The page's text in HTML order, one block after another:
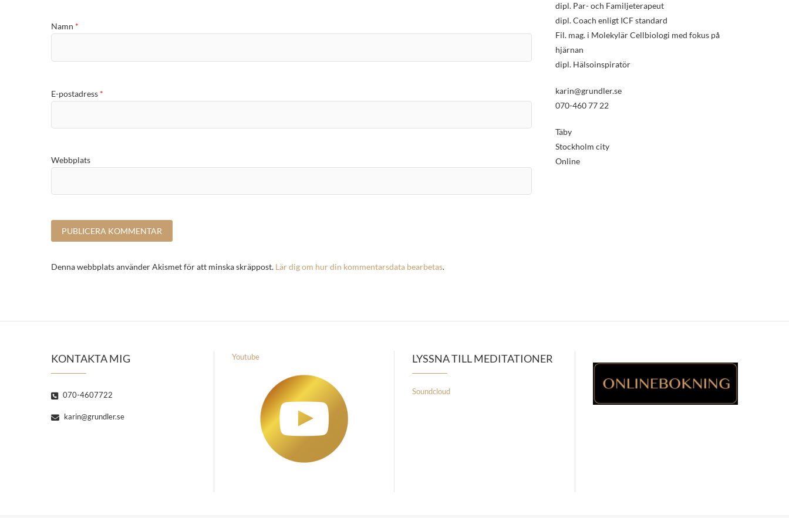
Namn *
E-postadress *
Webbplats
Denna webbplats använder Akismet för att minska skräppost. Lär dig om hur din kommentarsdata bearbetas.
dipl. Par- och Familjeterapeut
dipl. Coach enligt ICF standard
Fil. mag. i Molekylär Cellbiologi med fokus på
hjärnan
dipl. Hälsoinspiratör
karin@grundler.se
070-460 77 22
Täby
Stockholm city
Online
KONTAKTA MIG
070-4607722
karin@grundler.se
Youtube LYSSNA TILL MEDITATIONER
Soundcloud